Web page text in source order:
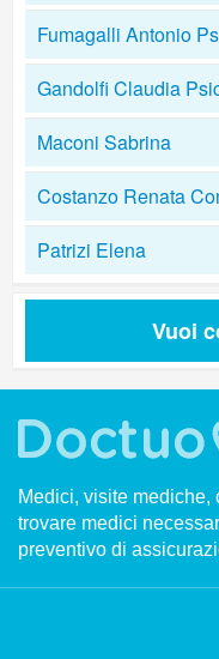
Fumagalli Antonio
Gandolfi Claudia
Maconi Sabrina
Costanzo Renata
Patrizi Elena
Vuoi
Medici, visite
trovare medici
preventivo di